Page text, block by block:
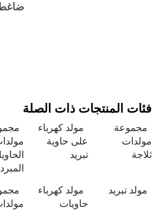
فئات المنتجات ذات الصلة
مجموعة
مولدات
ثلاجة
مولد كهرباء
على حاوية
تبريد
مولد تبريد
مولد كهرباء
حاويات